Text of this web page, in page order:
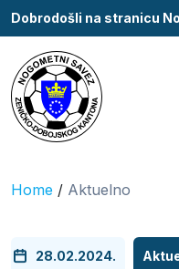
Dobrodošli na stranicu
Home / Aktuelno
28.02.2024.